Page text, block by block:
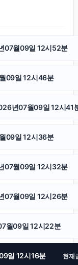
램 좋아요 늘리기
하수구막힘
그램 좋아요
07월09일 12시52분
09일 12시46분
년07월09일 12시41
09일 12시36분
07월09일 12시32분
07월09일 12시26분
월09일 12시22분
일 12시16분 현재